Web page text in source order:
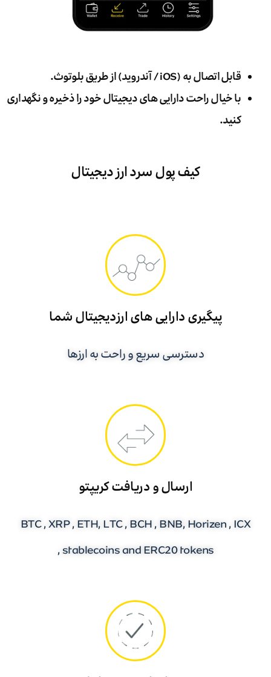
قابل اتصال به (iOS / آندروید) از طریق بلوتوث.
با خیال راحت دارایی های دیجیتال خود را ذخیره و نگهداری
کنید.
کیف پول سرد ارز دیجیتال
پیگیری دارایی های ارزدیجیتال شما
دسترسی سریع و راحت به ارزها
ارسال و دریافت کریپتو
BTC , XRP , ETH, LTC , BCH , BNB, Horizen , ICX
, stablecoins and ERC20 tokens